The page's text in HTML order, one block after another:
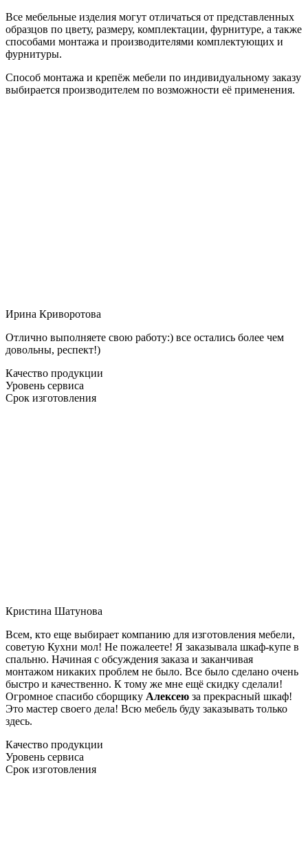
Все мебельные изделия могут отличаться от представленных
образцов по цвету, размеру, комплектации, фурнитуре, а также
способами монтажа и производителями комплектующих и
фурнитуры.
Способ монтажа и крепёж мебели по индивидуальному заказу
выбирается производителем по возможности её применения.
Ирина Криворотова
Отлично выполняете свою работу:) все остались более чем
довольны, респект!)
Качество продукции
Уровень сервиса
Срок изготовления
Кристина Шатунова
Всем, кто еще выбирает компанию для изготовления мебели,
советую Кухни мол! Не пожалеете! Я заказывала шкаф-купе в
спальню. Начиная с обсуждения заказа и заканчивая
монтажом никаких проблем не было. Все было сделано очень
быстро и качественно. К тому же мне ещё скидку сделали!
Огромное спасибо сборщику Алексею за прекрасный шкаф!
Это мастер своего дела! Всю мебель буду заказывать только
здесь.
Качество продукции
Уровень сервиса
Срок изготовления